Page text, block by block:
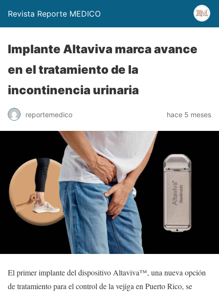
Revista Reporte MEDICO
Implante Altaviva marca avance
en el tratamiento de la
incontinencia urinaria
reportemedico hace 5 meses
El primer implante del dispositivo Altaviva™, una nueva opción
de tratamiento para el control de la vejiga en Puerto Rico, se